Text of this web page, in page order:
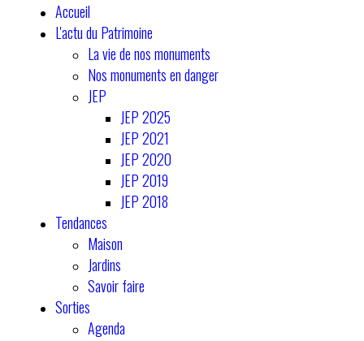
Accueil
L'actu du Patrimoine
La vie de nos monuments
Nos monuments en danger
JEP
JEP 2025
JEP 2021
JEP 2020
JEP 2019
JEP 2018
Tendances
Maison
Jardins
Savoir faire
Sorties
Agenda